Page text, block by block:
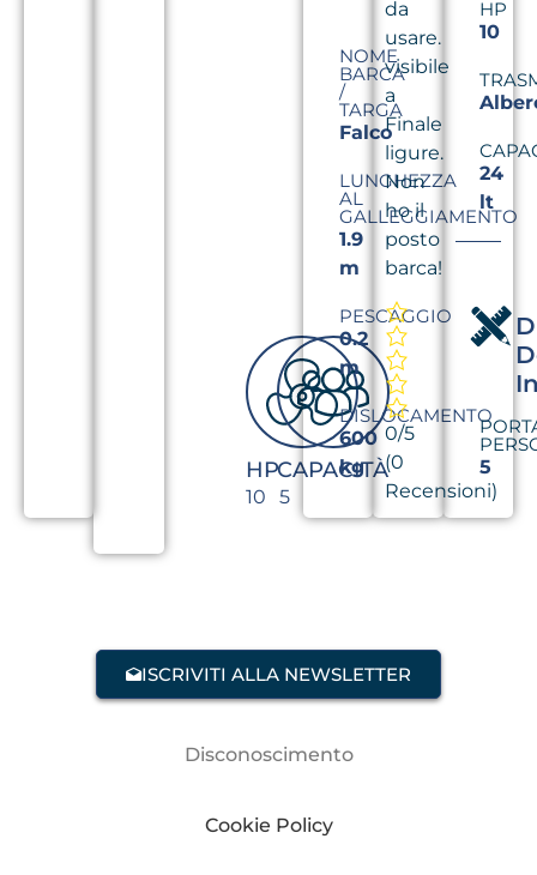
HP
10
CAPACITÀ
5
NOME
BARCA
/
TARGA
Falco
LUNGHEZZA
AL
GALLEGGIAMENTO
1.9
m
PESCAGGIO
0.2
m
DISLOCAMENTO
600
kg
da
usare.
visibile
a
Finale
ligure.
Non
ho il
posto
barca!
0/5
(0
Recensioni)
HP
10
24
lt
5
ISCRIVITI ALLA NEWSLETTER
Disconoscimento
Cookie Policy